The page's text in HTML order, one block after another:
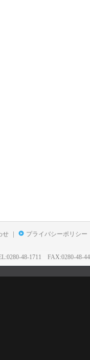
せ | プライバシーポリシー
48-1711 FAX:0280-48-